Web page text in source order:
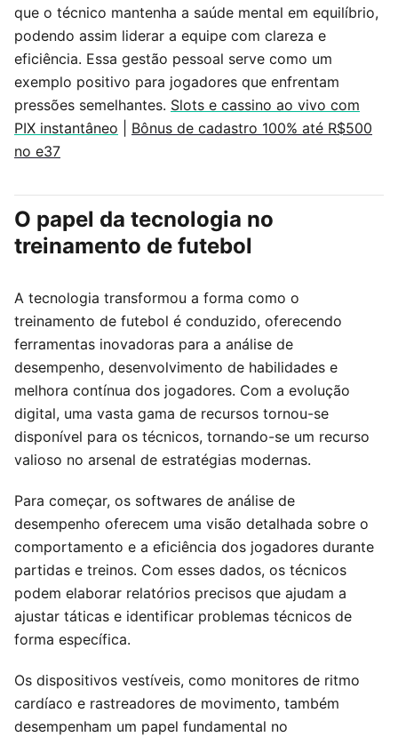
que o técnico mantenha a saúde mental em equilíbrio,
podendo assim liderar a equipe com clareza e
eficiência. Essa gestão pessoal serve como um
exemplo positivo para jogadores que enfrentam
pressões semelhantes. Slots e cassino ao vivo com
PIX instantâneo
Bônus de cadastro 100% até R$500
no e37
O papel da tecnologia no
treinamento de futebol
A tecnologia transformou a forma como o
treinamento de futebol é conduzido, oferecendo
ferramentas inovadoras para a análise de
desempenho, desenvolvimento de habilidades e
melhora contínua dos jogadores. Com a evolução
digital, uma vasta gama de recursos tornou-se
disponível para os técnicos, tornando-se um recurso
valioso no arsenal de estratégias modernas.
Para começar, os softwares de análise de
desempenho oferecem uma visão detalhada sobre o
comportamento e a eficiência dos jogadores durante
partidas e treinos. Com esses dados, os técnicos
podem elaborar relatórios precisos que ajudam a
ajustar táticas e identificar problemas técnicos de
forma específica.
Os dispositivos vestíveis, como monitores de ritmo
cardíaco e rastreadores de movimento, também
desempenham um papel fundamental no